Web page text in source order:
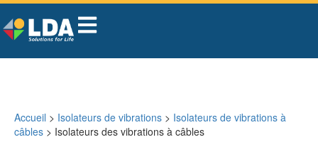
Accueil > Isolateurs de vibrations > Isolateurs de vibrations à
câbles > Isolateurs des vibrations à câbles